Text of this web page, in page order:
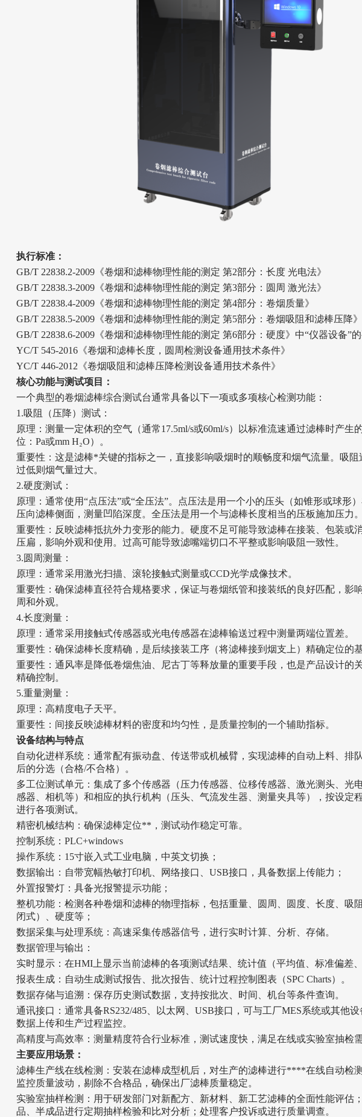
执行标准：
GB/T 22838.2-2009《卷烟和滤棒物理性能的测定 第2部分：长度 光电法》
GB/T 22838.3-2009《卷烟和滤棒物理性能的测定 第3部分：圆周 激光法》
GB/T 22838.4-2009《卷烟和滤棒物理性能的测定 第4部分：卷烟质量》
GB/T 22838.5-2009《卷烟和滤棒物理性能的测定 第5部分：卷烟吸阻和滤棒压降》
GB/T 22838.6-2009《卷烟和滤棒物理性能的测定 第6部分：硬度》中“仪器设备”
YC/T 545-2016《卷烟和滤棒长度，圆周检测设备通用技术条件》
YC/T 446-2012《卷烟吸阻和滤棒压降检测设备通用技术条件》
核心功能与测试项目
：
一个典型的卷烟滤棒综合测试台通常具备以下一项或多项核心检测功能：
1.‌吸阻（压降）测试：‌
原理：‌测量一定体积的空气（通常17.5ml/s或60ml/s）以标准流速通过滤棒时产生
位：Pa或mm H₂O）。
重要性：‌这是滤棒*关键的指标之一，直接影响吸烟时的顺畅度和烟气流量。吸阻
过低则烟气量过大。
2.‌硬度测试：‌
原理：‌通常使用“点压法”或“全压法”。点压法是用一个小的压头（如锥形或球形
压向滤棒侧面，测量凹陷深度。全压法是用一个与滤棒长度相当的压板施加压力。
重要性：‌反映滤棒抵抗外力变形的能力。硬度不足可能导致滤棒在接装、包装或
压扁，影响外观和使用。过高可能导致滤嘴端切口不平整或影响吸阻一致性。
3.‌圆周测量：‌
‌原理：‌通常采用激光扫描、滚轮接触式测量或CCD光学成像技术。
重要性：‌确保滤棒直径符合规格要求，保证与卷烟纸管和接装纸的良好匹配，影
周和外观。
4.‌长度测量：‌
‌原理：‌通常采用接触式传感器或光电传感器在滤棒输送过程中测量两端位置差。
重要性：‌确保滤棒长度精确，是后续接装工序（将滤棒接到烟支上）精确定位的基
重要性：‌通风率是降低卷烟焦油、尼古丁等释放量的重要手段，也是产品设计的
精确控制。
5.‌重量测量：‌
‌原理：‌高精度电子天平。
‌重要性：‌间接反映滤棒材料的密度和均匀性，是质量控制的一个辅助指标。
设备结构与特点
自动化进样系统：‌通常配有振动盘、传送带或机械臂，实现滤棒的自动上料、排
后的分选（合格/不合格）。
多工位测试单元：‌集成了多个传感器（压力传感器、位移传感器、激光测头、光
感器、相机等）和相应的执行机构（压头、气流发生器、测量夹具等），按设定
进行各项测试。
‌精密机械结构：‌确保滤棒定位**，测试动作稳定可靠。
控制系统：PLC+windows
操作系统：15寸嵌入式工业电脑，中英文切换；
数据输出：自带宽幅热敏打印机、网络接口、USB接口，具备数据上传能力 ；
外置报警灯：具备光报警提示功能 ；
整机功能：检测各种卷烟和滤棒的物理指标，包括重量、圆周、圆度、长度、吸
闭式）、硬度等 ；
‌数据采集与处理系统：‌高速采集传感器信号，进行实时计算、分析、存储。
‌数据管理与输出：‌
实时显示：‌在HMI上显示当前滤棒的各项测试结果、统计值（平均值、标准偏差、
‌报表生成：‌自动生成测试报告、批次报告、统计过程控制图表（SPC Charts）。
‌数据存储与追溯：‌保存历史测试数据，支持按批次、时间、机台等条件查询。
通讯接口：‌通常具备RS232/485、以太网、USB接口，可与工厂MES系统或其他
数据上传和生产过程监控。
高精度与高效率：‌测量精度符合行业标准，测试速度快，满足在线或实验室抽检需
主要应用场景 ：
滤棒生产线在线检测：‌安装在滤棒成型机后，对生产的滤棒进行****在线自动检
监控质量波动，剔除不合格品，确保出厂滤棒质量稳定。
实验室抽样检测：‌用于研发部门对新配方、新材料、新工艺滤棒的全面性能评估
品、半成品进行定期抽样检验和比对分析；处理客户投诉或进行质量调查。